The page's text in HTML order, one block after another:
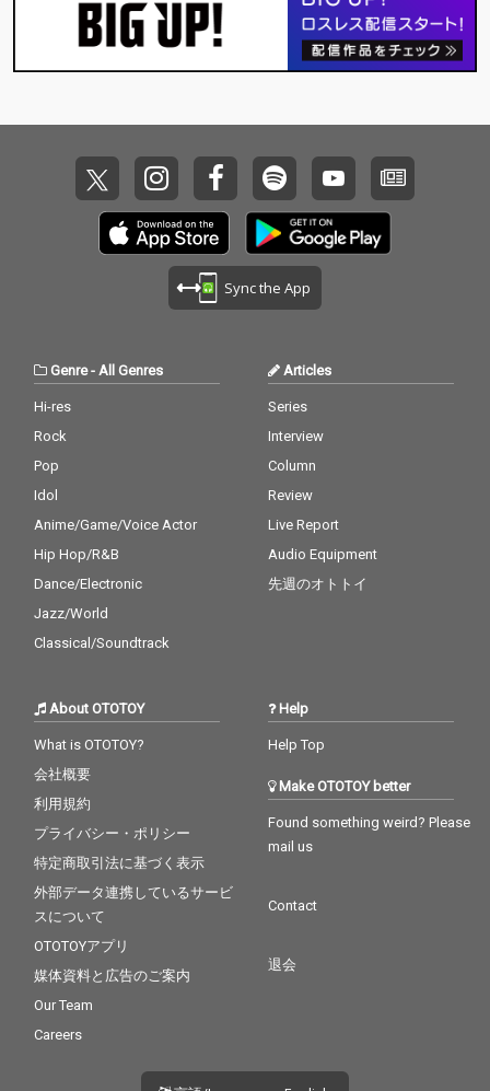
Sync the App
Genre-All Genres
Hi-res
Rock
Pop
Idol
Anime/Game/Voice Actor
Hip Hop/R&B
Dance/Electronic
Jazz/World
Classical/Soundtrack
Articles
Series
Interview
Column
Review
Live Report
Audio Equipment
先週のオトトイ
About OTOTOY
What is OTOTOY?
会社概要
利用規約
プライバシー・ポリシー
特定商取引法に基づく表示
外部データ連携しているサービ
スについて
OTOTOYアプリ
媒体資料と広告のご案内
Our Team
Careers
Help
Help Top
Make OTOTOY better
Found something weird? Please
mail us
Contact
退会